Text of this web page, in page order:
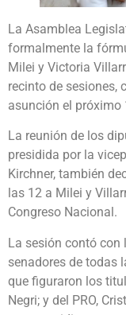
La Asamblea
formalmente la
Milei y Victoria
recinto de sesiones,
asunción el próximo
La reunión de los
presidida por la
Kirchner, también
las 12 a Milei y
Congreso Nacional.
La sesión contó
senadores de todas
que figuraron los
Negri; y del PRO,